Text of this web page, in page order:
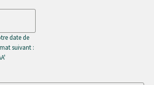
date de
suivant :